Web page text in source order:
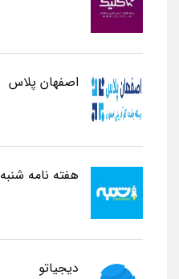
اصفهان پلاس
هفته نامه شنبه
دیجیاتو